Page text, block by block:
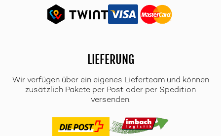
LIEFERUNG
Wir verfügen über ein eigenes Lieferteam und können
zusätzlich Pakete per Post oder per Spedition
versenden.